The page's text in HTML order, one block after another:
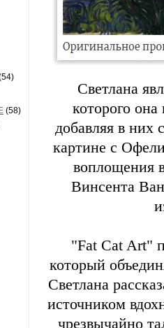
(58)
Светлана
которого она
добавляя в них
картине с
воплощения
Винсента
"Fat Cat Art"
который
Светлана
источником
чрезвычайно